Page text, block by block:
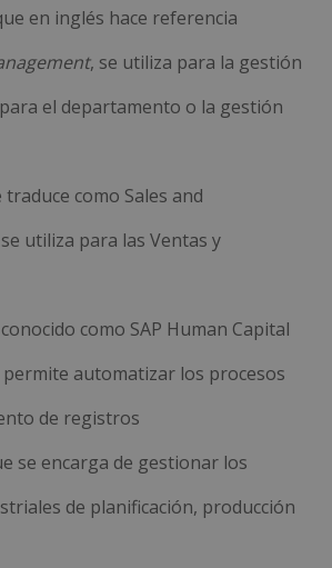
en inglés hace referencia
, se utiliza para la gestión
el departamento o la gestión
traduce como Sales and
utiliza para lasVentas y
como SAP Human Capital
automatizar los procesos
de registros
se encarga de gestionar los
de planificación, producción